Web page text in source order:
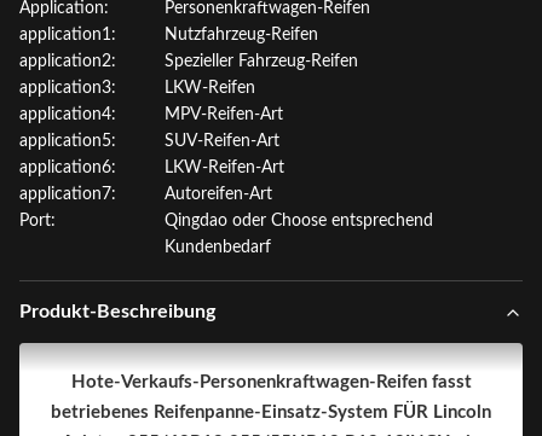
Application:
Personenkraftwagen-Reifen
application1:
Nutzfahrzeug-Reifen
application2:
Spezieller Fahrzeug-Reifen
application3:
LKW-Reifen
application4:
MPV-Reifen-Art
application5:
SUV-Reifen-Art
application6:
LKW-Reifen-Art
application7:
Autoreifen-Art
Port:
Qingdao oder Choose entsprechend
Kundenbedarf
Produkt-Beschreibung
Hote-Verkaufs-Personenkraftwagen-Reifen fasst
betriebenes Reifenpanne-Einsatz-System FÜR Lincoln